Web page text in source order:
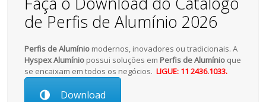
de Perfis de Alumínio 2026
Perfis de Alumínio modernos, inovadores ou tradicionais. A
Hyspex Alumínio possui soluções em Perfis de Alumínio que
se encaixam em todos os negócios.LIGUE: 11 2436.1033.
Download